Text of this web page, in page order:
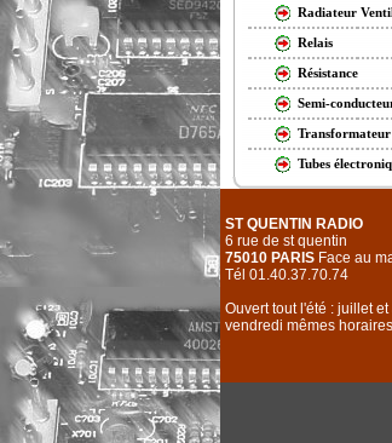
Radiateur
Relais
Résistance
Semi-
Transformateur
Tubes
ST QUENTIN RADIO
6 rue de st quentin
75010 PARIS Face au
Tél 01.40.37.70.74
Ouvert tout l'été : juillet
vendredi mêmes horaires